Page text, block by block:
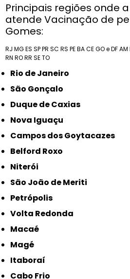
Principais regiões onde
atende Vacinação de
Gomes:
RJ MGES SPPR SC RS PEBACEGO e DFAM
RN RORR SETO
Rio de Janeiro
São Gonçalo
Duque de Caxias
Nova Iguaçu
Campos dos Goytacazes
Belford Roxo
Niterói
São João de Meriti
Petrópolis
Volta Redonda
Macaé
Magé
Itaboraí
Cabo Frio